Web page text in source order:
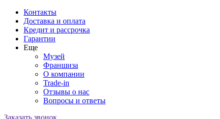
Контакты
Доставка и оплата
Кредит и рассрочка
Гарантии
Еще
Музей
Франшиза
О компании
Trade-in
Отзывы о нас
Вопросы и ответы
Заказать звонок